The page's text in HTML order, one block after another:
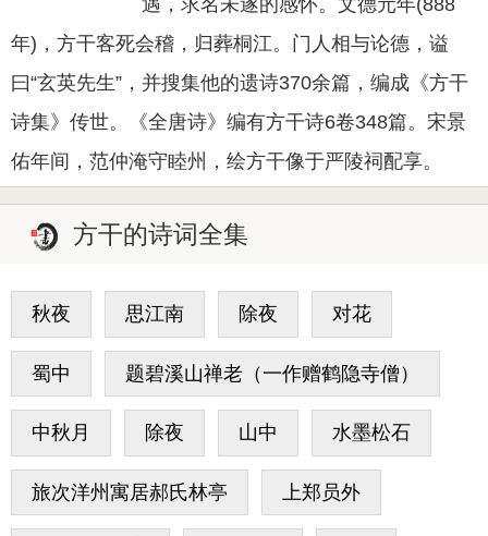
遇，求名未遂的感怀。文德元年(888
年)，方干客死会稽，归葬桐江。门人相与论德，谥
曰“玄英先生”，并搜集他的遗诗370余篇，编成《方干
诗集》传世。《全唐诗》编有方干诗6卷348篇。宋景
佑年间，范仲淹守睦州，绘方干像于严陵祠配享。
方干的诗词全集
秋夜 思江南 除夜 对花
蜀中 题碧溪山禅老（一作赠鹤隐寺僧）
中秋月 除夜 山中 水墨松石
旅次洋州寓居郝氏林亭 上郑员外